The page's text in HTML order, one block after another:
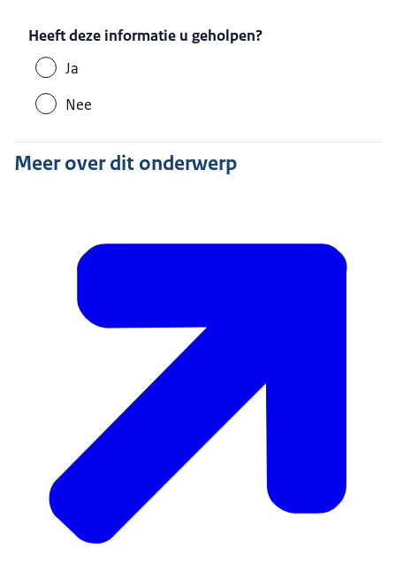
Heeft deze informatie u geholpen?
Ja
Nee
Meer over dit onderwerp